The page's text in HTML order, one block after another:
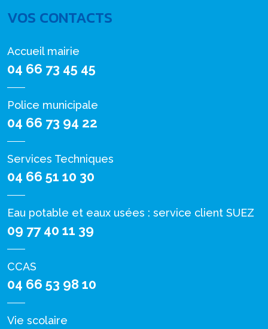
VOS CONTACTS
Accueil mairie
04 66 73 45 45
Police municipale
04 66 73 94 22
Services Techniques
04 66 51 10 30
Eau potable et eaux usées : service client SUEZ
09 77 40 11 39
CCAS
04 66 53 98 10
Vie scolaire